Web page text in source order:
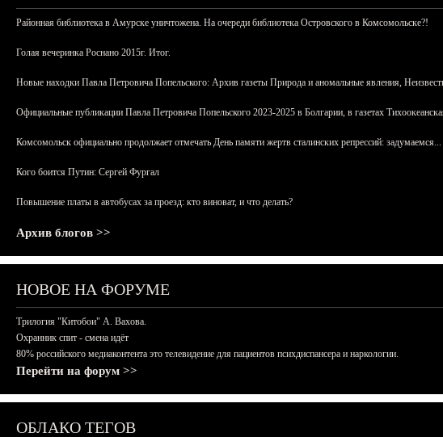
Районная библиотека в Амурске уничтожена. На очереди библиотека Островского в Комсомольске?!
Голая вечеринка Роснано 2015г. Итог.
Новые находки Павла Петровича Попельского: Архив газеты Природа и аномальные явления,
Официальные публикации Павла Петровича Попельского 2023-2025 в Болгарии, в газетах
Комсомольск официально продолжает отмечать День памяти жертв сталинских репрессий: задумаемся...
Кого боится Путин: Сергей Фургал
Повышение платы в автобусах за проезд: кто виноват, и что делать?
Архив блогов >>
НОВОЕ НА ФОРУМЕ
Трилогия "Китобои" А. Вахова.
Охранник спит - смена идёт
80% российского медиаконтента это телевидение для пациентов психдиспансера и наркологии.
Перейти на форум >>
ОБЛАКО ТЕГОВ